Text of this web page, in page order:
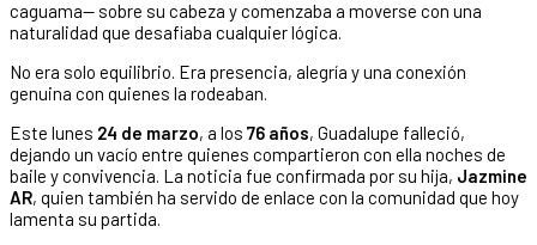
caguama— sobre su cabeza y comenzaba a moverse con una
naturalidad que desafiaba cualquier lógica.
No era solo equilibrio. Era presencia, alegría y una conexión
genuina con quienes la rodeaban.
Este lunes 24 de marzo, a los 76 años, Guadalupe falleció,
dejando un vacío entre quienes compartieron con ella noches de
baile y convivencia. La noticia fue confirmada por su hija, Jazmine
AR, quien también ha servido de enlace con la comunidad que hoy
lamenta su partida.